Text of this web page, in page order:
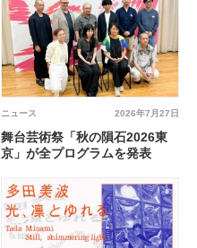
2026年7月27日
ニュース
舞台芸術祭「秋の隕石2026東
京」が全プログラムを発表